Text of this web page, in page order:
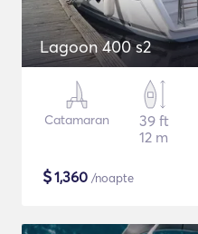
Lagoon 400 s2
Catamaran
39 ft
12 m
$1,360 /noapte